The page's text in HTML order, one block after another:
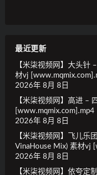
最近更新
【米柒视频网】大头针
材vj
2026年 8月 8日
【米柒视频网】高进 –
[www.mqmix.com].mp4
2026年 8月 8日
【米柒视频网】飞儿乐
VinaHouse Mix) 素材vj
2026年 8月 8日
【米柒视频网】依夸定